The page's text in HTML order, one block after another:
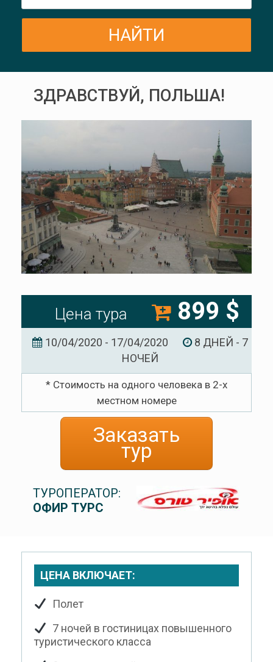
ЗДРАВСТВУЙ, ПОЛЬША!
Цена тура 899 $
10/04/2020 - 17/04/2020
8 ДНЕЙ - 7
НОЧЕЙ
* Стоимость на одного человека в 2-х
местном номере
Заказать
тур
ТУРОПЕРАТОР:
ОФИР ТУРС
ЦЕНА ВКЛЮЧАЕТ:
Полет
7 ночей в гостиницах повышенного
туристического класса